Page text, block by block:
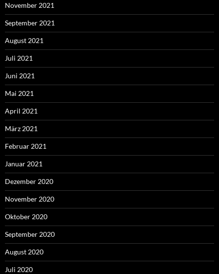
November 2021
September 2021
August 2021
Juli 2021
Juni 2021
Mai 2021
April 2021
März 2021
Februar 2021
Januar 2021
Dezember 2020
November 2020
Oktober 2020
September 2020
August 2020
Juli 2020